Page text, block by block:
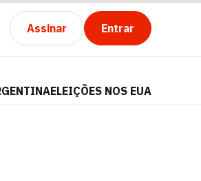
Assinar Entrar
ELEIÇÕES NOS EUA